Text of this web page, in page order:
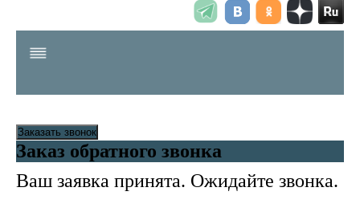
Заказать звонок
Заказ обратного звонка
Ваш заявка принята. Ожидайте звонка.